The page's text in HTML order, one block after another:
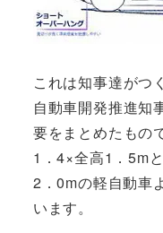
これは知事達がつ
自動車開発推進知
要をまとめたもの
1．4×全高1．5m
2．0mの軽自動車
います。